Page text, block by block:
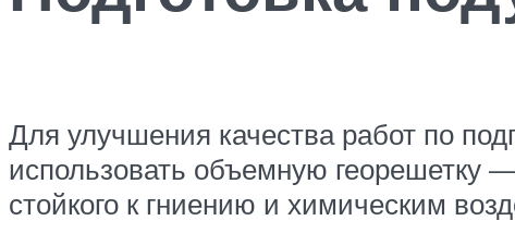
Для улучшения качества работ по
использовать объемную георешетку
стойкого к гниению и химическим